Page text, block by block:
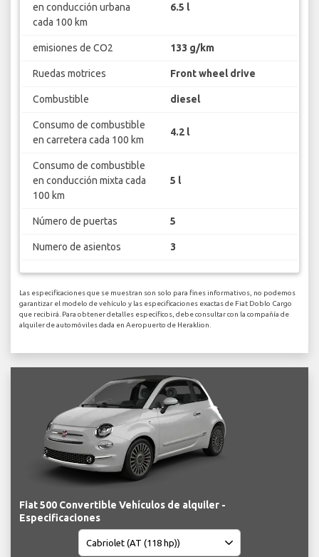
en conducción urbana
cada 100 km
6.5 l
emisiones de CO2 133 g/km
Ruedas motrices Front wheel drive
Combustible diesel
Consumo de combustible
en carretera cada 100 km
4.2 l
Consumo de combustible
en conducción mixta cada
100 km
5 l
Número de puertas 5
Numero de asientos 3
Las especificaciones que se muestran son solo para fines informativos, no podemos
garantizar el modelo de vehículo y las especificaciones exactas de Fiat Doblo Cargo
que recibirá. Para obtener detalles específicos, debe consultar con la compañía de
alquiler de automóviles dada en Aeropuerto de Heraklion.
Fiat 500 Convertible Vehículos de alquiler -
Especificaciones